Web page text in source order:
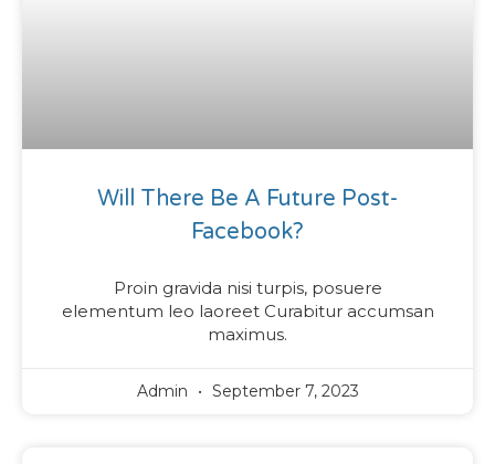
Will There Be A Future Post-
Facebook?
Proin gravida nisi turpis, posuere
elementum leo laoreet Curabitur accumsan
maximus.
Admin September 7, 2023